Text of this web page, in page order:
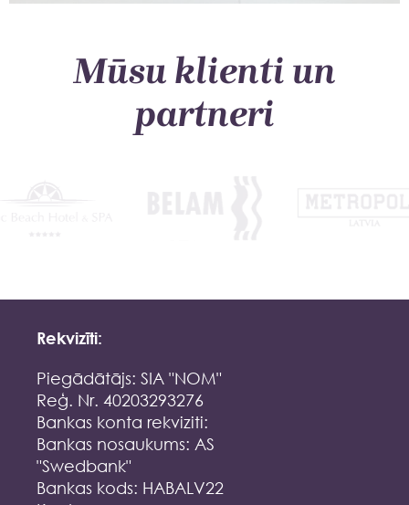
Mūsu klienti un
partneri
Rekvizīti:
Piegādātājs: SIA "NOM"
Reģ. Nr. 40203293276
Bankas konta rekviziti:
Bankas nosaukums: AS
"Swedbank"
Bankas kods: HABALV22